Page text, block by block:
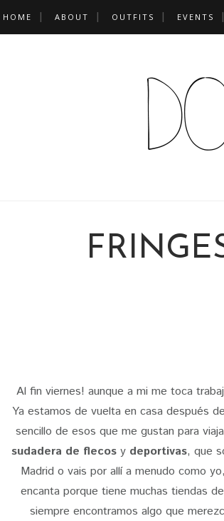
HOME ABOUT OUTFITS EVENTS
Al fin viernes! aunque a mi me toca
Ya estamos de vuelta en casa después
sencillo de esos que me gustan para
sudadera de flecosy deportivas, que
Madrid o vais por allí a menudo como
encanta porque tiene muchas tiendas
siempre encontramos algo que